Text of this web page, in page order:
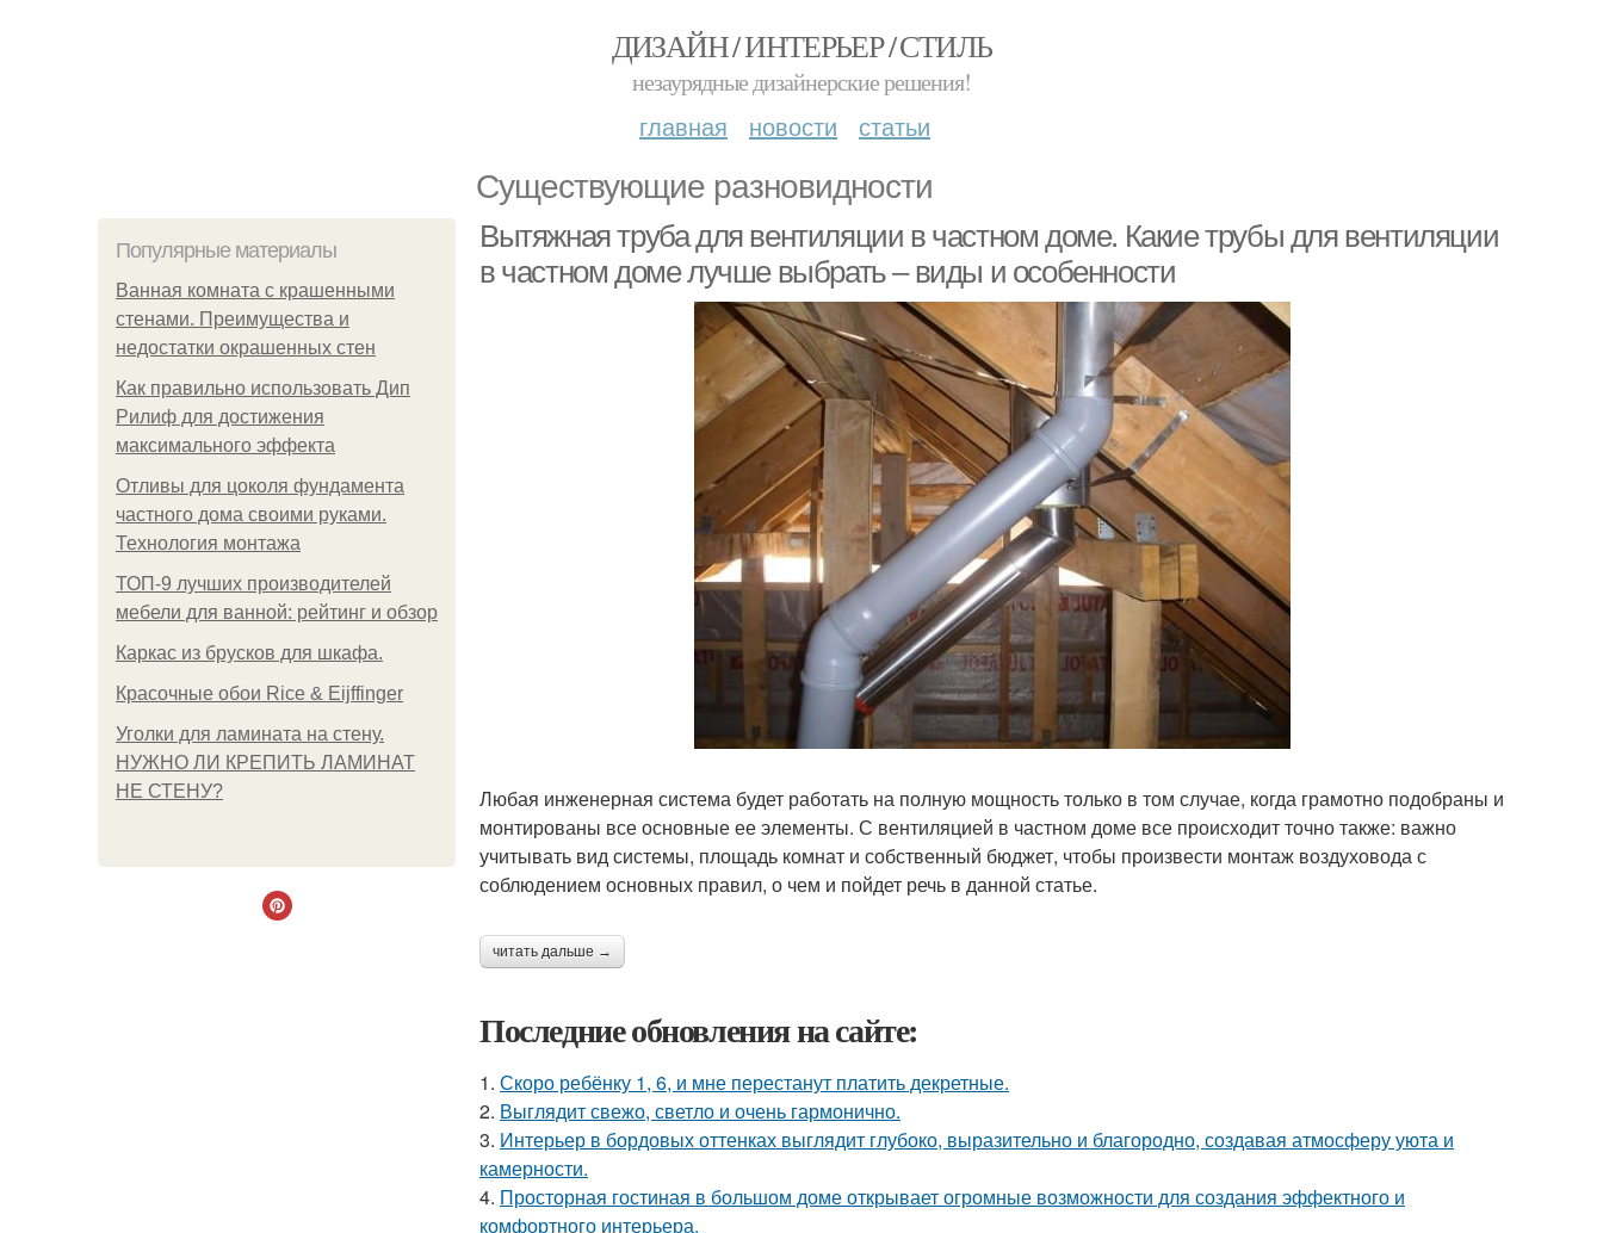
ДИЗАЙН / ИНТЕРЬЕР / СТИЛЬ
незаурядные дизайнерские решения!
главная новости статьи
Существующие разновидности
Популярные материалы
Ванная комната с крашенными
стенами. Преимущества и
недостатки окрашенных стен
Как правильно использовать Дип
Рилиф для достижения
максимального эффекта
Отливы для цоколя фундамента
частного дома своими руками.
Технология монтажа
ТОП-9 лучших производителей
мебели для ванной: рейтинг и обзор
Каркас из брусков для шкафа.
Красочные обои Rice & Eijffinger
Уголки для ламината на стену.
НУЖНО ЛИ КРЕПИТЬ ЛАМИНАТ
НЕ СТЕНУ?
Вытяжная труба для вентиляции в частном доме. Какие трубы для вентиляции
в частном доме лучше выбрать – виды и особенности
Любая инженерная система будет работать на полную мощность только в том случае, когда грамотно подобраны и
монтированы все основные ее элементы. С вентиляцией в частном доме все происходит точно также: важно
учитывать вид системы, площадь комнат и собственный бюджет, чтобы произвести монтаж воздуховода с
соблюдением основных правил, о чем и пойдет речь в данной статье.
читать дальше →
Последние обновления на сайте:
1. Скоро ребёнку 1, 6, и мне перестанут платить декретные.
2. Выглядит свежо, светло и очень гармонично.
3. Интерьер в бордовых оттенках выглядит глубоко, выразительно и благородно, создавая атмосферу уюта и
камерности.
4. Просторная гостиная в большом доме открывает огромные возможности для создания эффектного и
комфортного интерьера.